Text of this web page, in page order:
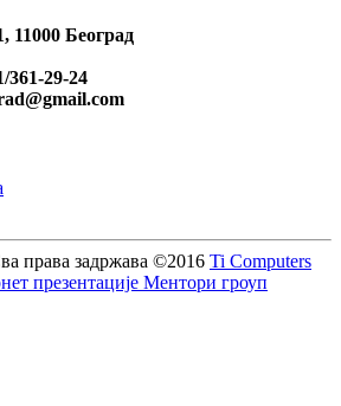
11000 Београд
361-29-24
права задржава ©2016 Ti Computers
презентације Ментори гроуп